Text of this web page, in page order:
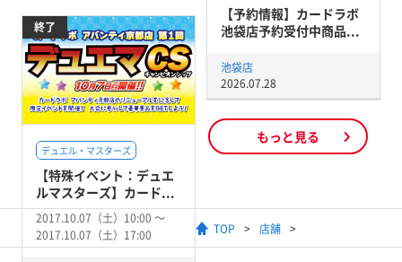
【予約情報】カードラボ
池袋店予約受付中商品...
池袋店
2026.07.28
終了
デュエル・マスターズ
【特殊イベント：デュエ
ルマスターズ】カード...
2017.10.07（土）10:00 〜
2017.10.07（土）17:00
もっと見る
TOP 店舗